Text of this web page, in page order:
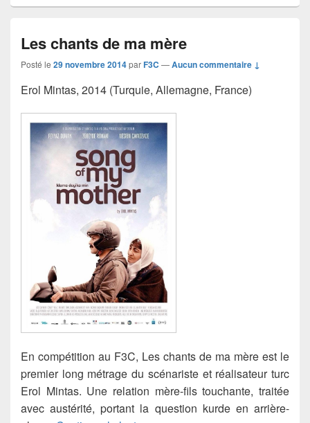
Les chants de ma mère
Posté le 29 novembre 2014parF3C —Aucun commentaire ↓
Erol Mintas, 2014 (Turquie, Allemagne, France)
En compétition au F3C, Les chants de ma mère est le
premier long métrage du scénariste et réalisateur turc
Erol Mintas. Une relation mère-fils touchante, traitée
avec austérité, portant la question kurde en arrière-